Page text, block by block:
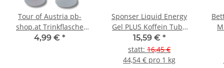
Tour of Austria pb-
shop.at Trinkflasche
750ml
4,99 € *
Sponser Liquid Energy
Gel PLUS Koffein Tube
5er Pack
15,59 € *
statt: 16,45 €
44,54 € pro 1 kg